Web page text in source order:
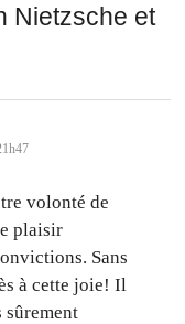
Nietzsche et
volonté de
plaisir
Sans
à cette joie! Il
sûrement